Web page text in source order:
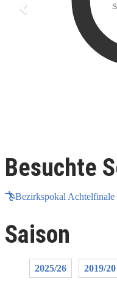
Besuchte
Bezirkspokal
Saison
2025/26 2019/20